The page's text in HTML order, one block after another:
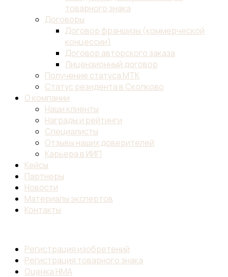
товарного знака
Договоры
Договор франшизы (коммерческой
концессии)
Договор авторского заказа
Лицензионный договор
Получение статуса МТК
Статус резидента в Сколково
О компании
Наши клиенты
Награды и рейтинги
Специалисты
Отзывы наших доверителей
Карьера в ИИП
Кейсы
Партнеры
Новости
Материалы экспертов
Контакты
Регистрация изобретений
Регистрация товарного знака
Оценка НМА